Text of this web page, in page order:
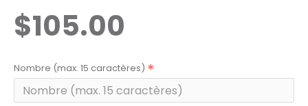
$105.00
Nombre (max. 15 caractères)